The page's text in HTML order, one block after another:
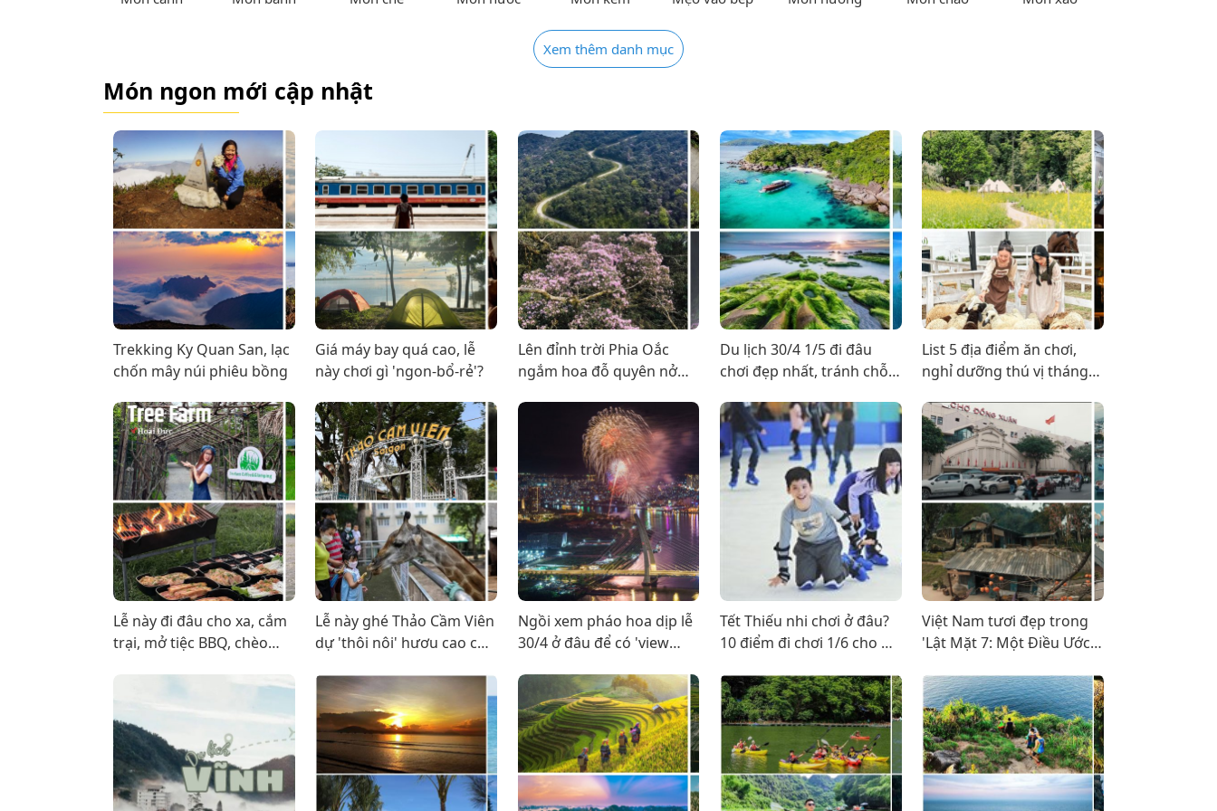
Xem thêm danh mục
Món ngon mới cập nhật
Trekking Ky Quan San, lạc
chốn mây núi phiêu bồng
Giá máy bay quá cao, lễ
này chơi gì 'ngon-bổ-rẻ'?
Lên đỉnh trời Phia Oắc
ngắm hoa đỗ quyên nở
Du lịch 30/4 1/5 đi đâu
chơi đẹp nhất, tránh chỗ
List 5 địa điểm ăn chơi,
nghỉ dưỡng thú vị tháng
Lễ này đi đâu cho xa, cắm
trại, mở tiệc BBQ, chèo
Lễ này ghé Thảo Cầm Viên
dự 'thôi nôi' hươu cao cổ,
miền
Ngồi xem pháo hoa dịp lễ
30/4 ở đâu để có 'view
Tết Thiếu nhi chơi ở đâu?
10 điểm đi chơi 1/6 cho bé
Việt Nam tươi đẹp trong
'Lật Mặt 7: Một Điều Ước'